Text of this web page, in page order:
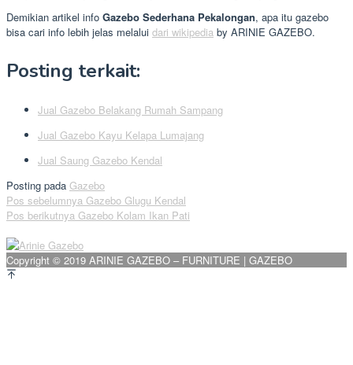
Demikian artikel info Gazebo Sederhana Pekalongan, apa itu gazebo
bisa cari info lebih jelas melalui dari wikipedia by ARINIE GAZEBO.
Posting terkait:
Jual Gazebo Belakang Rumah Sampang
Jual Gazebo Kayu Kelapa Lumajang
Jual Saung Gazebo Kendal
Posting pada Gazebo
Navigasi
pos
Pos sebelumnya Gazebo Glugu Kendal
Pos berikutnya Gazebo Kolam Ikan Pati
Copyright © 2019 ARINIE GAZEBO – FURNITURE | GAZEBO